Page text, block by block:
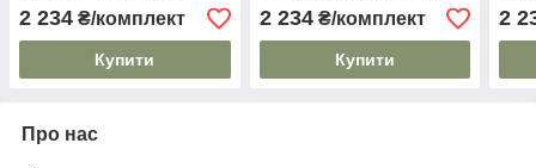
стандартні рейлінги. Без
замка. Сірі
2 234 ₴/комплект
Купити
Без замка. Сірі
2 234₴/комплект
Купити
2
Про нас